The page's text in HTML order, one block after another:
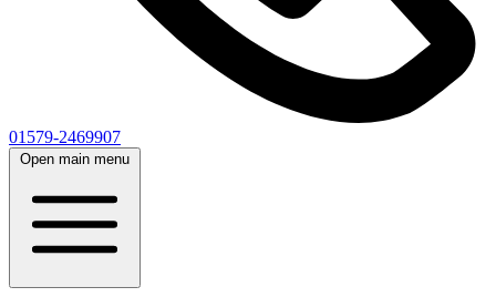
01579-2469907
Open main menu